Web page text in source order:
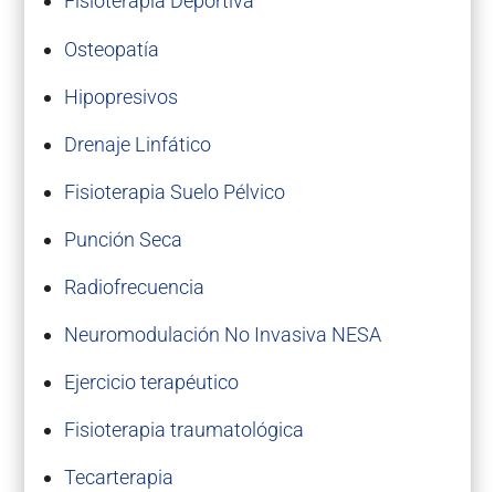
Osteopatía
Hipopresivos
Drenaje Linfático
Fisioterapia Suelo Pélvico
Punción Seca
Radiofrecuencia
Neuromodulación No Invasiva NESA
Ejercicio terapéutico
Fisioterapia traumatológica
Tecarterapia